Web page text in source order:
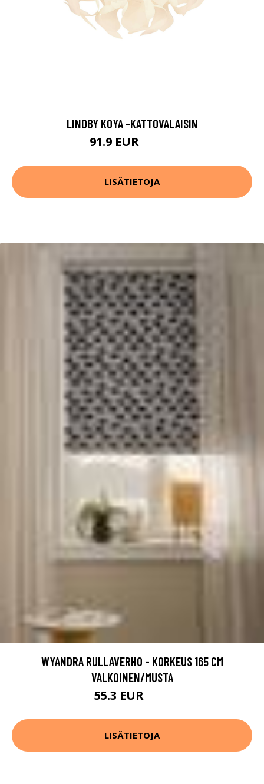
LINDBY KOYA -KATTOVALAISIN
91.9 EUR
LISÄTIETOJA
WYANDRA RULLAVERHO - KORKEUS 165 CM
VALKOINEN/MUSTA
55.3 EUR
LISÄTIETOJA